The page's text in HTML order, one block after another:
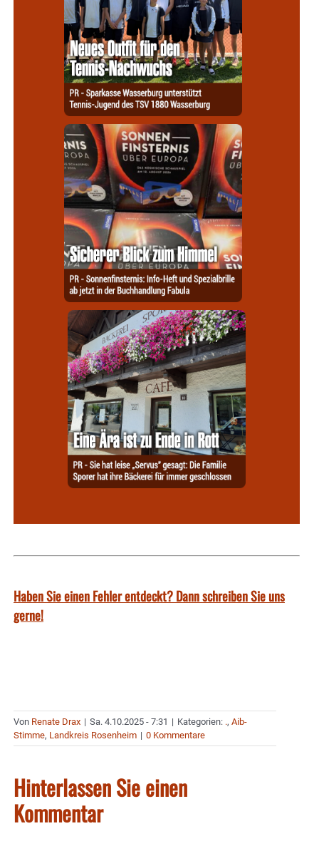
Haben Sie einen Fehler entdeckt? Dann schreiben Sie uns
gerne!
Von Renate Drax | Sa. 4.10.2025 - 7:31 | Kategorien: ., Aib-
Stimme, Landkreis Rosenheim | 0 Kommentare
Hinterlassen Sie einen
Kommentar